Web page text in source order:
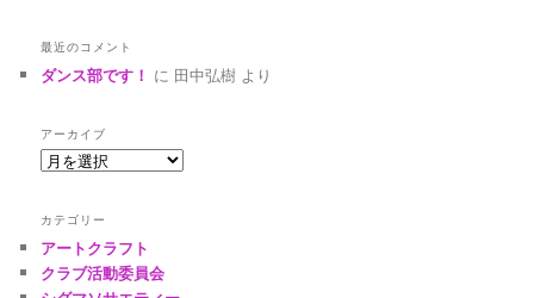
最近のコメント
ダンス部です！ に 田中弘樹 より
アーカイブ
ア
イ
ブ
カテゴリー
アートクラフト
クラブ活動委員会